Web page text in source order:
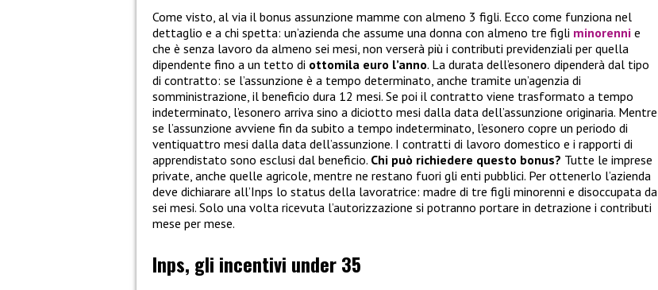
Come visto, al via il bonus assunzione mamme con almeno 3 figli. Ecco come funziona nel
dettaglio e a chi spetta: un’azienda che assume una donna con almeno tre figli minorenni e
che è senza lavoro da almeno sei mesi, non verserà più i contributi previdenziali per quella
dipendente fino a un tetto di ottomila euro l’anno. La durata dell’esonero dipenderà dal tipo
di contratto: se l’assunzione è a tempo determinato, anche tramite un’agenzia di
somministrazione, il beneficio dura 12 mesi. Se poi il contratto viene trasformato a tempo
indeterminato, l’esonero arriva sino a diciotto mesi dalla data dell’assunzione originaria. Mentre
se l’assunzione avviene fin da subito a tempo indeterminato, l’esonero copre un periodo di
ventiquattro mesi dalla data dell’assunzione. I contratti di lavoro domestico e i rapporti di
apprendistato sono esclusi dal beneficio. Chi può richiedere questo bonus? Tutte le imprese
private, anche quelle agricole, mentre ne restano fuori gli enti pubblici. Per ottenerlo l’azienda
deve dichiarare all’Inps lo status della lavoratrice: madre di tre figli minorenni e disoccupata da
sei mesi. Solo una volta ricevuta l’autorizzazione si potranno portare in detrazione i contributi
mese per mese.
Inps, gli incentivi under 35